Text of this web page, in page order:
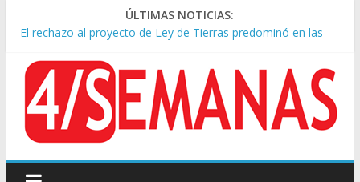
ÚLTIMAS NOTICIAS:
El rechazo al proyecto de Ley de Tierras predominó en las
Manuel Belgrano: Reparación Historia en el solar natal
Confirmado: el papa León XIV visitará la Argentina entre el 8 y
el 11 de noviembre
Crisis diplomática: Brasil retiró a su embajador de la Argentina
tras los insultos de Milei a Lula
frente al Congreso